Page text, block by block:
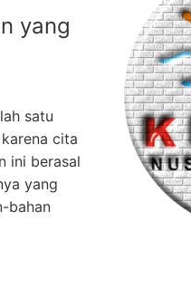
yang
satu
cita
ini berasal
yang
bahan